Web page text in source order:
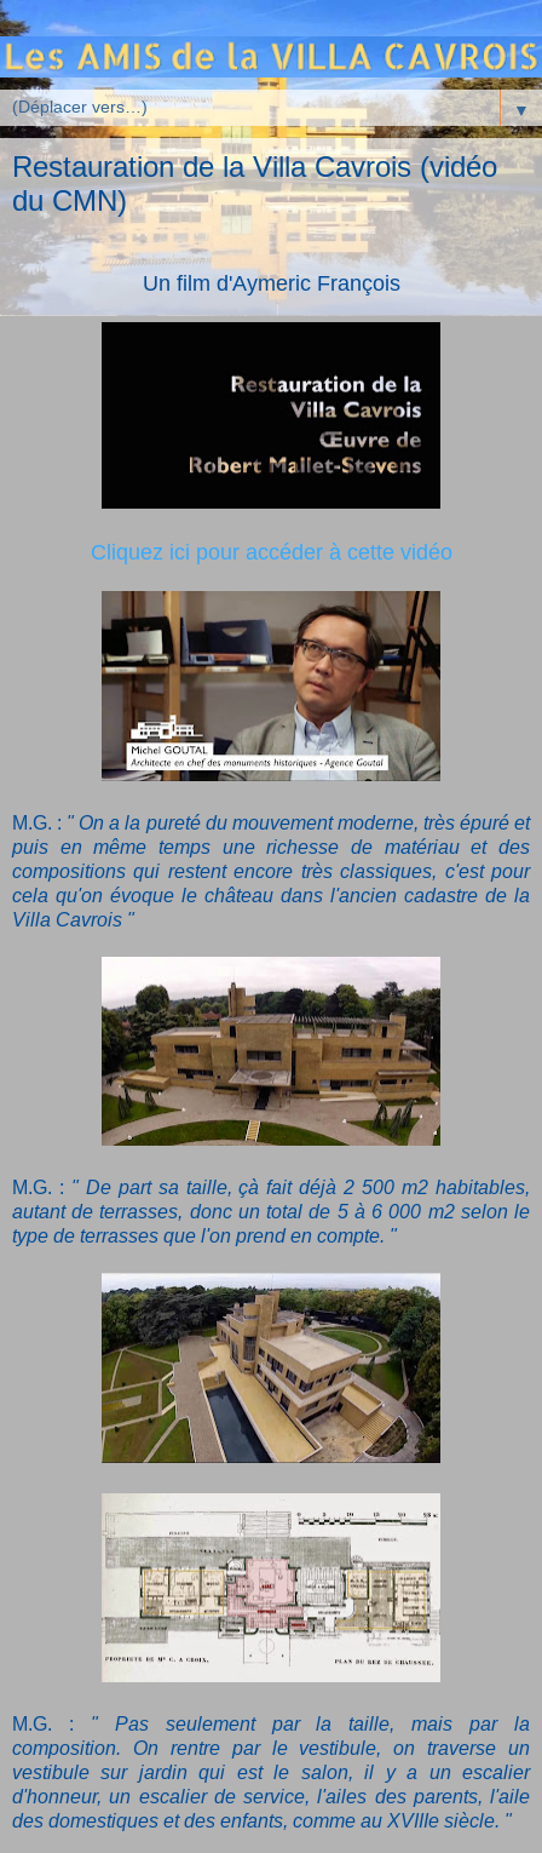
▼
Restauration de la Villa Cavrois (vidéo
du CMN)
Un film d'Aymeric François
Cliquez ici pour accéder à cette vidéo
M.G. : " On a la pureté du mouvement moderne, très épuré et
puis en même temps une richesse de matériau et des
compositions qui restent encore très classiques, c'est pour
cela qu'on évoque le château dans l'ancien cadastre de la
Villa Cavrois "
M.G. : " De part sa taille, çà fait déjà 2 500 m2 habitables,
autant de terrasses, donc un total de 5 à 6 000 m2 selon le
type de terrasses que l'on prend en compte. "
M.G. : " Pas seulement par la taille, mais par la
composition. On rentre par le vestibule, on traverse un
vestibule sur jardin qui est le salon, il y a un escalier
d'honneur, un escalier de service, l'ailes des parents, l'aile
des domestiques et des enfants, comme au XVIIIe siècle. "